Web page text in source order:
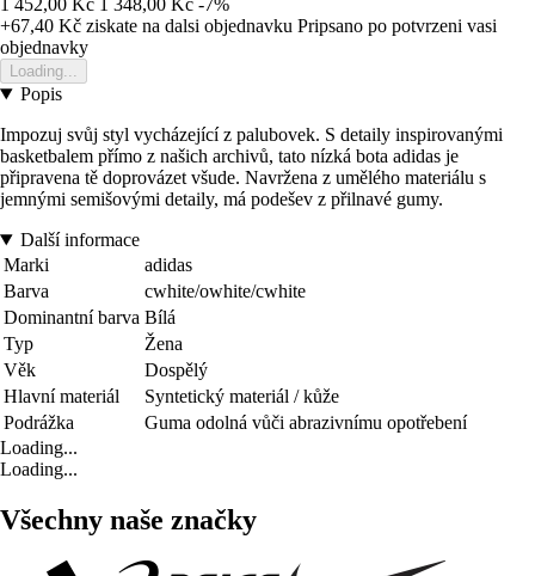
1 452,00 Kč 1 348,00 Kč -7%
+67,40 Kč ziskate na dalsi objednavku Pripsano po potvrzeni vasi
objednavky
Loading...
Popis
Impozuj svůj styl vycházející z palubovek. S detaily inspirovanými
basketbalem přímo z našich archivů, tato nízká bota adidas je
připravena tě doprovázet všude. Navržena z umělého materiálu s
jemnými semišovými detaily, má podešev z přilnavé gumy.
Další informace
Marki
adidas
Barva
cwhite/owhite/cwhite
Dominantní barva Bílá
Typ
Žena
Věk
Dospělý
Hlavní materiál
Syntetický materiál / kůže
Podrážka
Guma odolná vůči abrazivnímu opotřebení
Loading...
Loading...
Všechny naše značky